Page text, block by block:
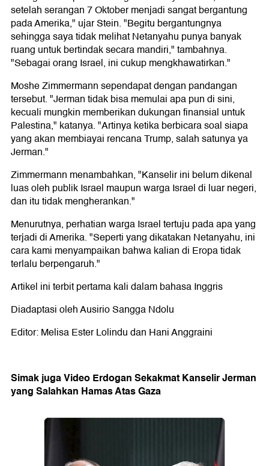
setelah serangan 7 Oktober menjadi sangat bergantung
pada Amerika," ujar Stein. "Begitu bergantungnya
sehingga saya tidak melihat Netanyahu punya banyak
ruang untuk bertindak secara mandiri," tambahnya.
"Sebagai orang Israel, ini cukup mengkhawatirkan."
Moshe Zimmermann sependapat dengan pandangan
tersebut. "Jerman tidak bisa memulai apa pun di sini,
kecuali mungkin memberikan dukungan finansial untuk
Palestina," katanya. "Artinya ketika berbicara soal siapa
yang akan membiayai rencana Trump, salah satunya ya
Jerman."
Zimmermann menambahkan, "Kanselir ini belum dikenal
luas oleh publik Israel maupun warga Israel di luar negeri,
dan itu tidak mengherankan."
Menurutnya, perhatian warga Israel tertuju pada apa yang
terjadi di Amerika. "Seperti yang dikatakan Netanyahu, ini
cara kami menyampaikan bahwa kalian di Eropa tidak
terlalu berpengaruh."
Artikel ini terbit pertama kali dalam bahasa Inggris
Diadaptasi oleh Ausirio Sangga Ndolu
Editor: Melisa Ester Lolindu dan Hani Anggraini
Simak juga Video Erdogan Sekakmat Kanselir Jerman
yang Salahkan Hamas Atas Gaza